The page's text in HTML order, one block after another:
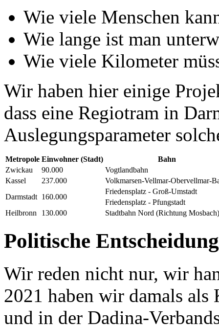
Wie viele Menschen
Wie lange ist man
Wie viele Kilometer
Wir haben hier einige
dass eine Regiotram in
Auslegungsparameter
Metropole Einwohner (Stadt)
Bahn
Zwickau
90.000
Vogtlandbahn
Kassel
237.000
Volkmarsen-Vellmar-Obervellmar-
Darmstadt 160.000
Friedensplatz - Groß-Umstadt
Friedensplatz - Pfungstadt
Heilbronn
130.000 Stadtbahn Nord (Richtung Mosbach)
Politische
Wir reden nicht nur, wir
2021 haben wir damals
und in der Dadina-